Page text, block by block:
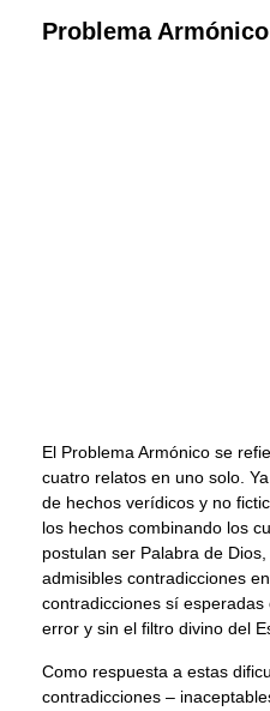
Problema Armónico
El Problema Armónico se
cuatro relatos en uno solo.
de hechos verídicos y no
los hechos combinando los
postulan ser Palabra de
admisibles contradicciones
contradicciones sí
error y sin el filtro divino del
Como respuesta a estas
contradicciones –